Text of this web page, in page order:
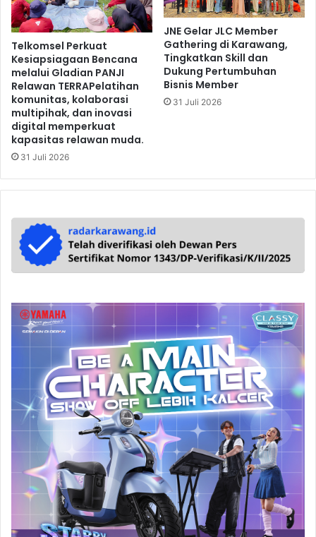
Telkomsel Perkuat
Kesiapsiagaan Bencana
melalui Gladian PANJI
Relawan TERRAPelatihan
komunitas, kolaborasi
multipihak, dan inovasi
digital memperkuat
kapasitas relawan muda.
31 Juli 2026
JNE Gelar JLC Member
Gathering di Karawang,
Tingkatkan Skill dan
Dukung Pertumbuhan
Bisnis Member
31 Juli 2026